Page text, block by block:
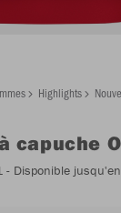
Highlights
capuche
- Disponible